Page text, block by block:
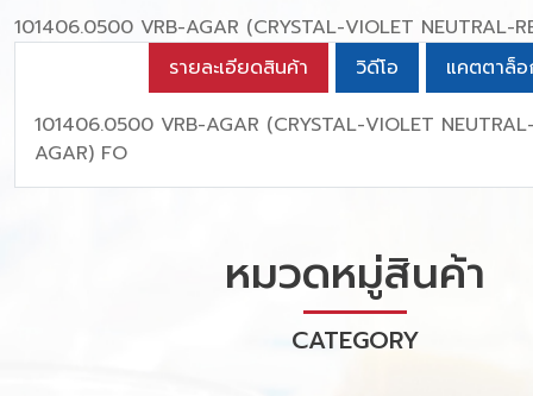
101406.0500 VRB-AGAR (CRYSTAL-VIOLET NEUTRAL-
รายละเอียดสินค้า
วิดีโอ
แคตตาล็
101406.0500 VRB-AGAR (CRYSTAL-VIOLET
AGAR) FO
หมวดหมู่สินค้า
CATEGORY